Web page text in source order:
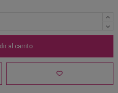
al carrito